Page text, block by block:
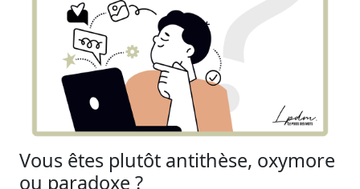
Vous êtes plutôt antithèse, oxymore
ou paradoxe ?